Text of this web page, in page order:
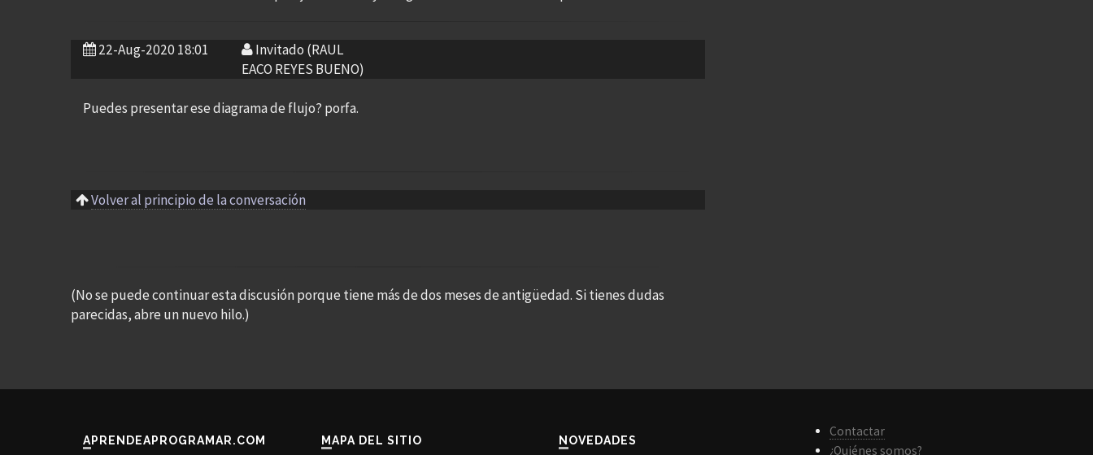
22-Aug-2020 18:01
Invitado (RAUL
EACO REYES BUENO)
Puedes presentar ese diagrama de flujo? porfa.
Volver al principio de la conversación
(No se puede continuar esta discusión porque tiene más de dos meses de antigüedad. Si tienes dudas
parecidas, abre un nuevo hilo.)
APRENDEAPROGRAMAR.COM MAPA DEL SITIO NOVEDADES
Contactar
¿Quiénes somos?